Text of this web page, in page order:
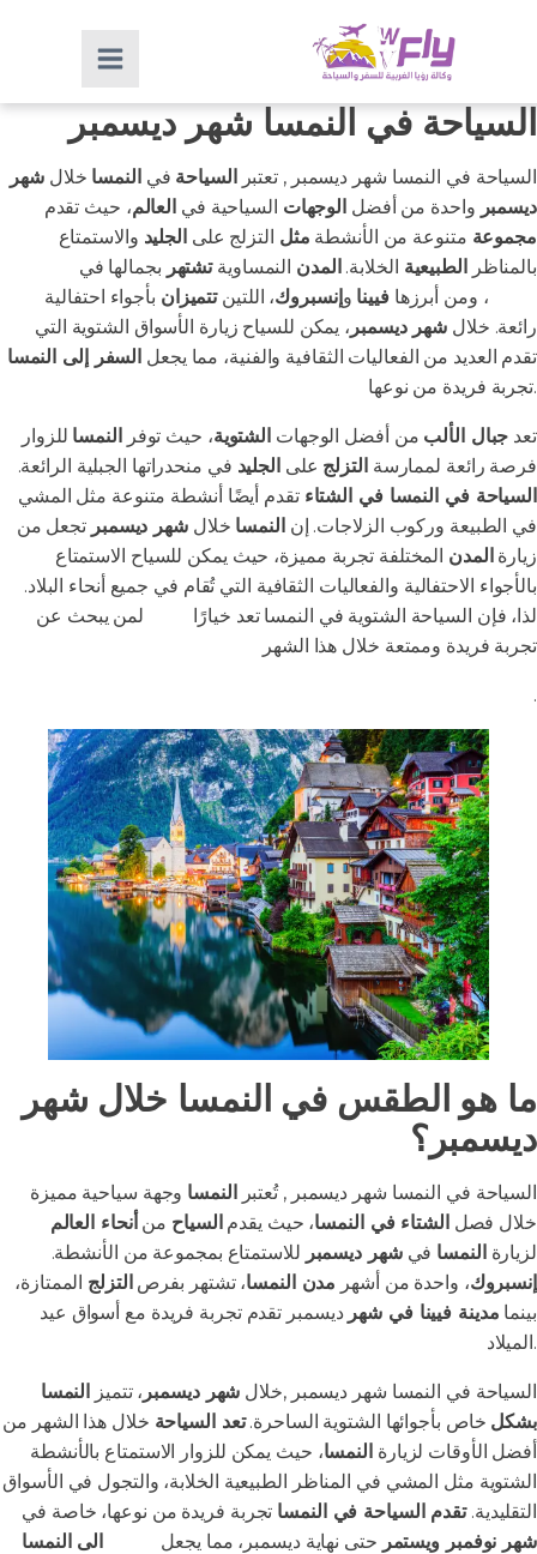
السياحة في النمسا شهر ديسمبر
السياحة في النمسا شهر ديسمبر , تعتبر السياحة في النمسا خلالشهر
ديسمبر واحدة من أفضل الوجهات السياحية في العالم، حيث تقدم
مجموعة متنوعة من الأنشطة مثل التزلج على الجليد والاستمتاع
بالمناظر الطبيعية الخلابة. المدن النمساويةتشتهر بجمالها في
، ومن أبرزها فيينا وإنسبروك، اللتينتتميزان بأجواء احتفالية
رائعة. خلال شهر ديسمبر ، يمكن للسياح زيارة الأسواق الشتوية التي
تقدم العديد من الفعاليات الثقافية والفنية، مما يجعل السفر إلى النمسا
تجربة فريدة من نوعها.
تعد جبال الألب من أفضل الوجهات الشتوية، حيث توفر النمسا للزوار
فرصة رائعة لممارسة التزلج على الجليد في منحدراتها الجبلية الرائعة.
السياحة في النمسا في الشتاء تقدم أيضًا أنشطة متنوعة مثل المشي
في الطبيعة وركوب الزلاجات. إن النمسا خلالشهر ديسمبر تجعل من
زيارة المدن المختلفة تجربة مميزة، حيث يمكن للسياح الاستمتاع
بالأجواء الاحتفالية والفعاليات الثقافية التي تُقام في جميع أنحاء البلاد.
لذا، فإن السياحة الشتوية في النمسا تعد خيارًا
لمن يبحث عن
تجربة فريدة وممتعة خلال هذا الشهر
.
ما هو الطقس في النمسا خلال شهر
ديسمبر؟
السياحة في النمسا شهر ديسمبر , تُعتبر النمسا وجهة سياحية مميزة
خلال فصل الشتاء في النمسا، حيث يقدم السياح من أنحاء العالم
لزيارة النمسا فيشهر ديسمبر للاستمتاع بمجموعة من الأنشطة.
إنسبروك، واحدة من أشهر مدن النمسا، تشتهر بفرص التزلج الممتازة،
بينما مدينة فيينا في شهر ديسمبر تقدم تجربة فريدة مع أسواق عيد
الميلاد.
السياحة في النمسا شهر ديسمبر ,خلال شهر ديسمبر ، تتميز النمسا
بشكل خاص بأجوائها الشتوية الساحرة.تعد السياحة خلال هذا الشهر من
أفضل الأوقات لزيارة النمسا، حيث يمكن للزوار الاستمتاع بالأنشطة
الشتوية مثل المشي في المناظر الطبيعية الخلابة، والتجول في الأسواق
التقليدية.تقدم السياحة في النمسا تجربة فريدة من نوعها، خاصة في
شهر نوفمبر ويستمر حتى نهاية ديسمبر، مما يجعل
الى النمسا